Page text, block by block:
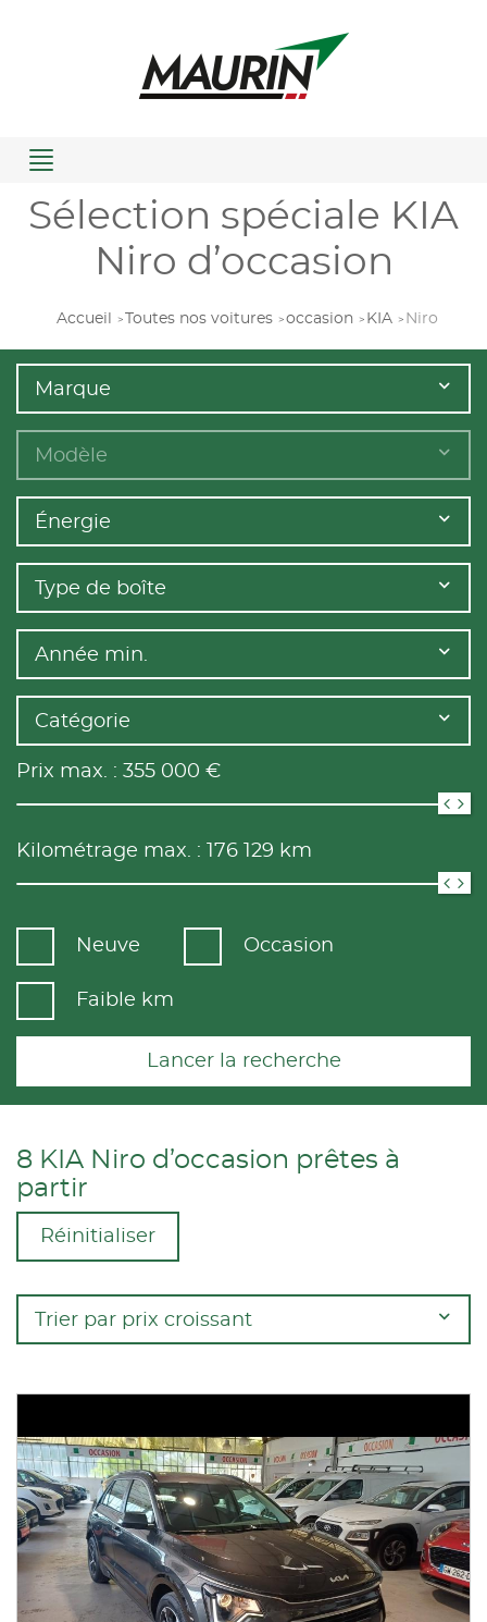
Menu
Sélection spéciale KIA
Niro d’occasion
Accueil Toutes nos voitures occasion KIA Niro
Marque
Modèle
Énergie
Type de boîte
Année min.
Catégorie
Prix max. : 355 000 €
Kilométrage max. : 176 129 km
Neuve Occasion
Faible km
Lancer la recherche
8 KIA Niro d’occasion prêtes à
partir
Réinitialiser
Trier par prix croissant